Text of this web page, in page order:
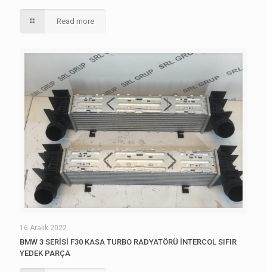
Read more
16 Aralık 2022
BMW 3 SERİSİ F30 KASA TURBO RADYATÖRÜ İNTERCOL SIFIR
YEDEK PARÇA